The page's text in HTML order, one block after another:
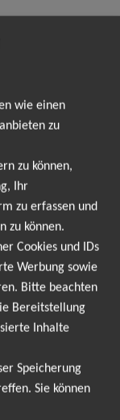
Termine.
sobald
den Sum 41
und
Newsletter
meiner E-
des Newsletters
wie einen
zu
zu können,
Ihr
zu erfassen und
zu können.
Cookies und IDs
Werbung sowie
Bitte beachten
Bereitstellung
Inhalte
Speicherung
Sie können